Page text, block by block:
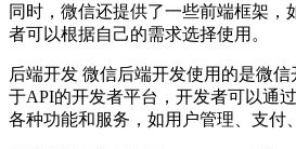
同时，微信还提供了一些前端框架，
者可以根据自己的需求选择使用。
后端开发 微信后端开发使用的是微
于API的开发者平台，开发者可以通
各种功能和服务，如用户管理、支付